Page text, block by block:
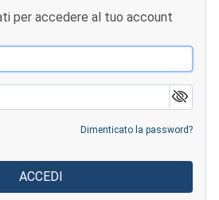
per accedere al tuo account
Dimenticato la password?